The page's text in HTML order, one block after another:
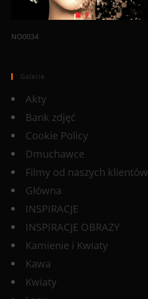
NO0034
Galerie
Akty
Bank zdjęć
Cookie Policy
Dmuchawce
Filmy od naszych klientów
Główna
INSPIRACJE
INSPIRACJE OBRAZY
Kamienie i Kwiaty
Kawa
Kwiaty